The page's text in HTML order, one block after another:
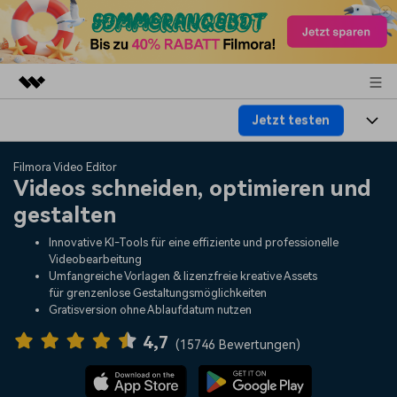
Dienstprogramme
Business
Überblick
Lösungen
Über uns
Presseraum
Support
Jetzt testen
Produkte
Plattformen
Funktionen
Assets
KI
Video/Foto
Audio
Lösungen
Soziale Medien
Marketing & Business
Lifestyle & Spaß
Ressourcen
Video-Prompts
Über 100 heiße Video-
Meisterkurs
Beherrschen Sie
Hilfe-Center
Erste Schritte
Filmora Video Editor
Videos schneiden, optimieren und
gestalten
Innovative KI-Tools für eine effiziente und professionelle
Videobearbeitung
Umfangreiche Vorlagen & lizenzfreie kreative Assets
für grenzenlose Gestaltungsmöglichkeiten
Gratisversion ohne Ablaufdatum nutzen
4,7 (15746 Bewertungen)